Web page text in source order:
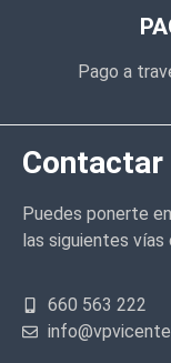
Pago a
Contactar
Puedes ponerte
las siguientes
660 563 222